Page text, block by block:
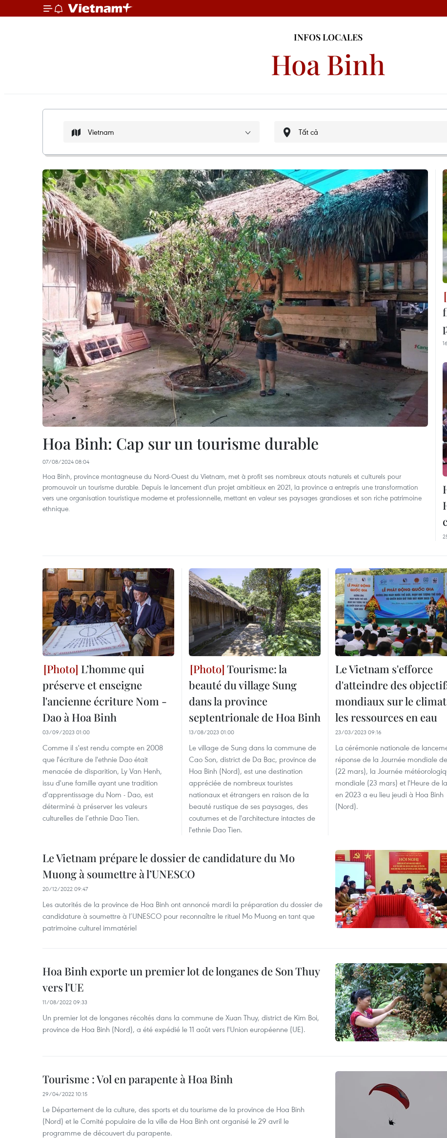
INFOS LOCALES
Hoa Binh
Hoa Binh: Cap sur un tourisme durable
07/08/2024 08:04
Hoa Binh, province montagneuse du Nord-Ouest du Vietnam, met à profit ses nombreux atouts naturels et culturels pour
promouvoir un tourisme durable. Depuis le lancement d'un projet ambitieux en 2021, la province a entrepris une transformation
vers une organisation touristique moderne et professionnelle, mettant en valeur ses paysages grandioses et son riche patrimoine
ethnique.
L’homme qui
préserve et enseigne
l'ancienne écriture Nom -
Dao à Hoa Binh
03/09/2023 01:00
Comme il s'est rendu compte en 2008
que l'écriture de l'ethnie Dao était
menacée de disparition, Ly Van Henh,
issu d'une famille ayant une tradition
d'apprentissage du Nom - Dao, est
déterminé à préserver les valeurs
culturelles de l’ethnie Dao Tien.
Tourisme: la
beauté du village Sung
dans la province
septentrionale de Hoa Binh
13/08/2023 01:00
Le village de Sung dans la commune de
Cao Son, district de Da Bac, province de
Hoa Binh (Nord), est une destination
appréciée de nombreux touristes
nationaux et étrangers en raison de la
beauté rustique de ses paysages, des
coutumes et de l'architecture intactes de
l'ethnie Dao Tien.
Le Vietnam s'efforce
d'atteindre des
mondiaux sur le
les ressources en eau
23/03/2023 09:16
La cérémonie nationale de
réponse de la Journée mondiale
(22 mars), la Journée
mondiale (23 mars) et l'Heure de
en 2023 a eu lieu jeudi à Hoa Binh
(Nord).
Le Vietnam prépare le dossier de candidature du Mo
Muong à soumettre à l’UNESCO
20/12/2022 09:47
Les autorités de la province de Hoa Binh ont annoncé mardi la préparation du dossier de
candidature à soumettre à l’UNESCO pour reconnaître le rituel Mo Muong en tant que
patrimoine culturel immatériel
Hoa Binh exporte un premier lot de longanes de Son Thuy
vers l'UE
11/08/2022 09:33
Un premier lot de longanes récoltés dans la commune de Xuan Thuy, district de Kim Boi,
province de Hoa Binh (Nord), a été expédié le 11 août vers l'Union européenne (UE).
Tourisme : Vol en parapente à Hoa Binh
29/04/2022 10:15
Le Département de la culture, des sports et du tourisme de la province de Hoa Binh
(Nord) et le Comité populaire de la ville de Hoa Binh ont organisé le 29 avril le
programme de découvert du parapente.